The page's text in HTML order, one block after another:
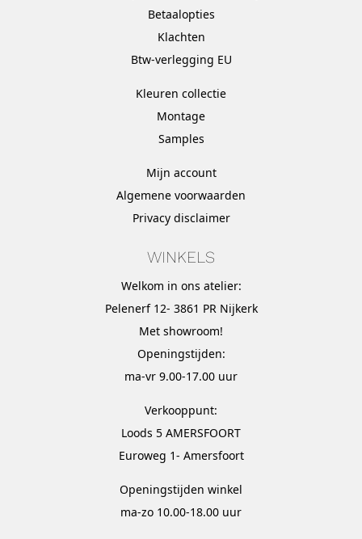
Betaalopties
Klachten
Btw-verlegging EU
Kleuren collectie
Montage
Samples
Mijn account
Algemene voorwaarden
Privacy disclaimer
WINKELS
Welkom in ons atelier:
Pelenerf 12- 3861 PR Nijkerk
Met showroom!
Openingstijden:
ma-vr 9.00-17.00 uur
Verkooppunt:
Loods 5 AMERSFOORT
Euroweg 1- Amersfoort
Openingstijden winkel
ma-zo 10.00-18.00 uur